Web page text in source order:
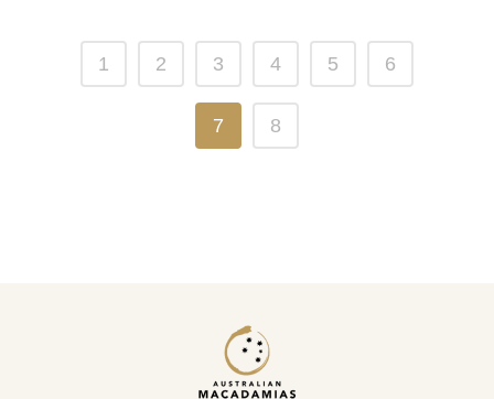
1 2 3 4 5 6
7 8